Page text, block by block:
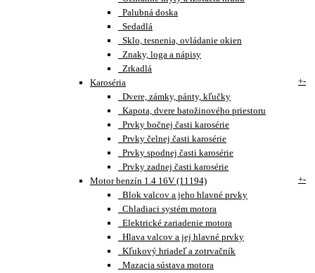
Palubná doska
Sedadlá
Sklo, tesnenia, ovládanie okien
Znaky, loga a nápisy
Zrkadlá
Karoséria
+-
Dvere, zámky, pánty, kľučky
Kapota, dvere batožinového priestoru
Prvky bočnej časti karosérie
Prvky čelnej časti karosérie
Prvky spodnej časti karosérie
Prvky zadnej časti karosérie
Motor benzín 1.4 16V (11194)
+-
Blok valcov a jeho hlavné prvky
Chladiaci systém motora
Elektrické zariadenie motora
Hlava valcov a jej hlavné prvky
Kľukový hriadeľ a zotrvačník
Mazacia sústava motora